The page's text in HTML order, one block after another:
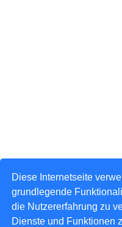
Diese Internetseite
grundlegende
die Nutzererfahrung zu
Dienste und Funktionen